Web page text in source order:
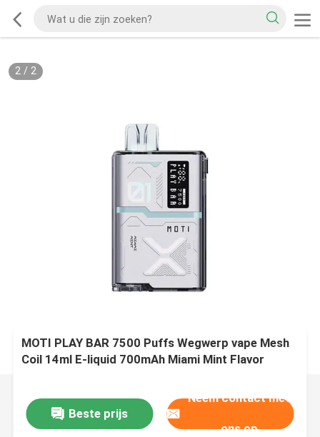
2/ 2
MOTI PLAY BAR 7500 Puffs Wegwerp vape Mesh
Coil 14ml E-liquid 700mAh Miami Mint Flavor
Beste prijs
Neem contact met
ons op